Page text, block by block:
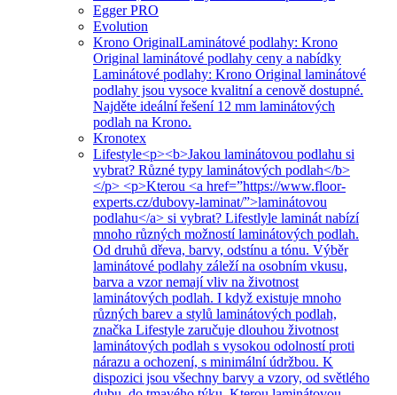
Egger PRO
Evolution
Krono OriginalLaminátové podlahy: Krono
Original laminátové podlahy ceny a nabídky
Laminátové podlahy: Krono Original laminátové
podlahy jsou vysoce kvalitní a cenově dostupné.
Najděte ideální řešení 12 mm laminátových
podlah na Krono.
Kronotex
Lifestyle<p><b>Jakou laminátovou podlahu si
vybrat? Různé typy laminátových podlah</b>
</p> <p>Kterou <a href=”https://www.floor-
experts.cz/dubovy-laminat/”>laminátovou
podlahu</a> si vybrat? Lifestlyle laminát nabízí
mnoho různých možností laminátových podlah.
Od druhů dřeva, barvy, odstínu a tónu. Výběr
laminátové podlahy záleží na osobním vkusu,
barva a vzor nemají vliv na životnost
laminátových podlah. I když existuje mnoho
různých barev a stylů laminátových podlah,
značka Lifestyle zaručuje dlouhou životnost
laminátových podlah s vysokou odolností proti
nárazu a ochození, s minimální údržbou. K
dispozici jsou všechny barvy a vzory, od světlého